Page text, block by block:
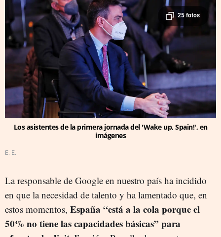
25 fotos
Los asistentes de la primera jornada del 'Wake up, Spain!', en
imágenes
E. E.
La responsable de Google en nuestro país ha incidido
en que la necesidad de talento y ha lamentado que, en
estos momentos, España “está a la cola porque el
50% no tiene las capacidades básicas” para